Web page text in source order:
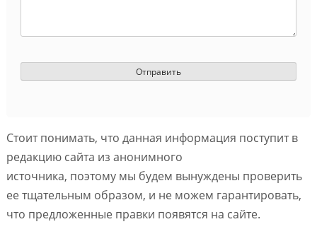
Стоит понимать, что данная информация поступит в
редакцию сайта из анонимного
источника, поэтому мы будем вынуждены проверить
ее тщательным образом, и не можем гарантировать,
что предложенные правки появятся на сайте.